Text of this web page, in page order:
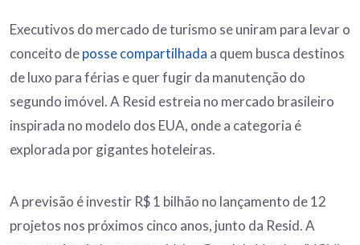
Executivos do mercado de turismo se uniram para levar o
conceito deposse compartilhada a quem busca destinos
de luxo para férias e quer fugir da manutenção do
segundo imóvel. A Resid estreia no mercado brasileiro
inspirada no modelo dos EUA, onde a categoria é
explorada por gigantes hoteleiras.
A previsão é investir R$ 1 bilhão no lançamento de 12
projetos nos próximos cinco anos, junto da Resid. A